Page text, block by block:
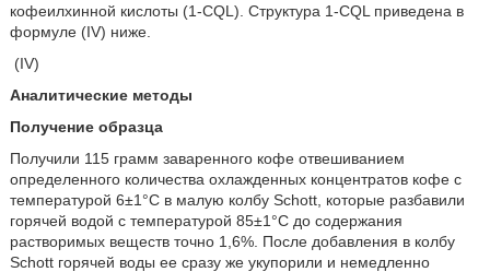
кофеилхинной кислоты (1-CQL). Структура 1-CQL приведена в
формуле (IV) ниже.
(IV)
Аналитические методы
Получение образца
Получили 115 грамм заваренного кофе отвешиванием
определенного количества охлажденных концентратов кофе с
температурой 6±1°C в малую колбу Schott, которые разбавили
горячей водой с температурой 85±1°C до содержания
растворимых веществ точно 1,6%. После добавления в колбу
Schott горячей воды ее сразу же укупорили и немедленно